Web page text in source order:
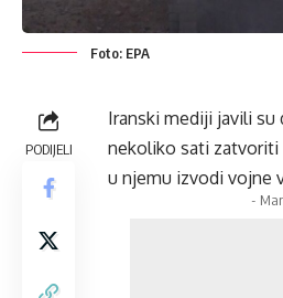
Foto: EPA
PODIJELI
Iranski mediji javili su
nekoliko sati
u njemu izvodi vojne
-